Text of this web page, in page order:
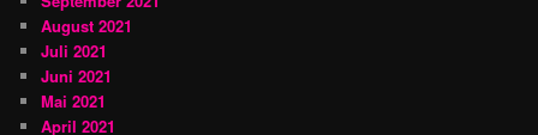
August 2021
Juli 2021
Juni 2021
Mai 2021
April 2021